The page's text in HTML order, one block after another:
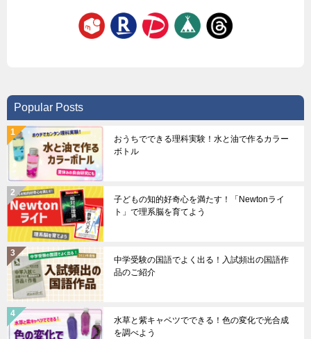
Popular Posts
おうちでできる理科実験！水と油で作るカラー
ボトル
子どもの知的好奇心を満たす！「Newtonライ
ト」で理系脳を育てよう
中学受験の国語でよく出る！入試頻出の国語作
品のご紹介
水草と紫キャベツでできる！色の変化で光合成
を調べよう